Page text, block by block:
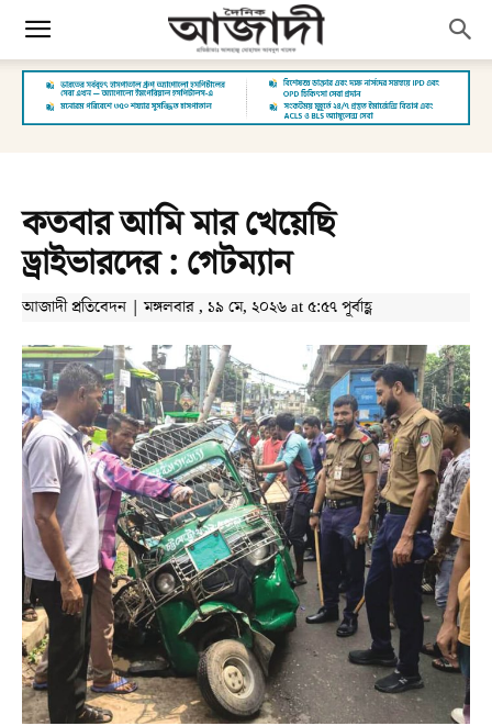
কতবার আমি মার খেয়েছি
ড্রাইভারদের : গেটম্যান
আজাদী প্রতিবেদন | মঙ্গলবার , ১৯ মে, ২০২৬ at ৫:৫৭ পূর্বাহ্ণ